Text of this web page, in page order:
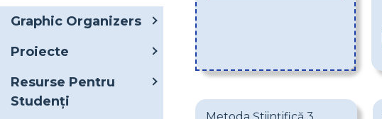
Graphic Organizers
Proiecte
Resurse Pentru
Studenți